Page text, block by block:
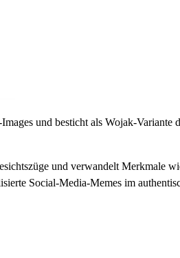
und besticht als Wojak-Variante
und verwandelt Merkmale
Social-Media-Memes im